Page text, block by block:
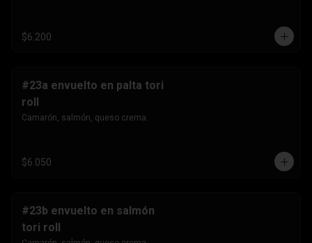
$6.200
#23a envuelto en palta tori
roll
Camarón, salmón, queso crema.
$6.050
#23b envuelto en salmón
tori roll